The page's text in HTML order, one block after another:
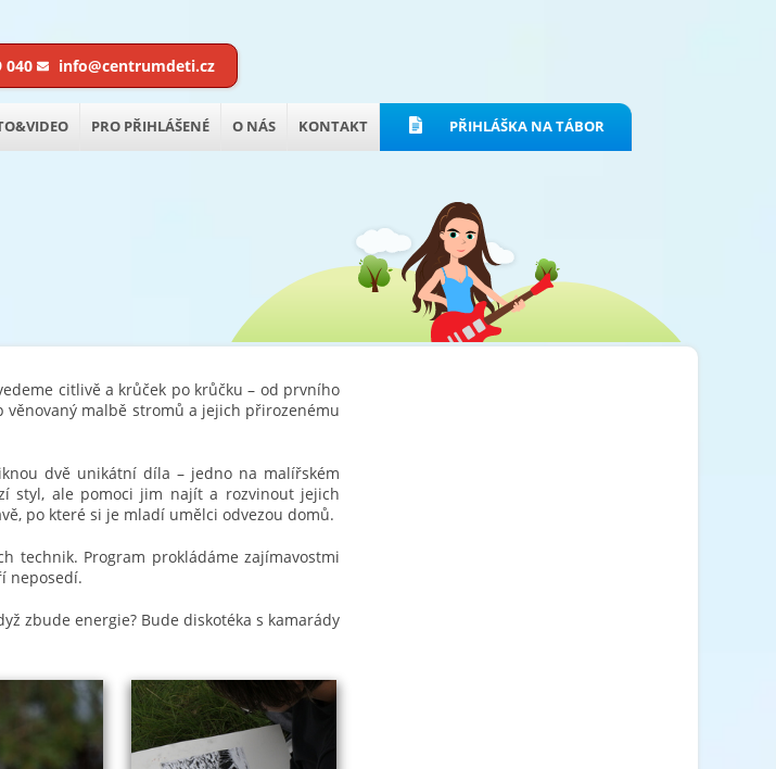
040 info@centrumdeti.cz
PRO PŘIHLÁŠENÉ O NÁS KONTAKT PŘIHLÁŠKA NA TÁBOR
citlivě a krůček po krůčku – od prvního
věnovaný malbě stromů a jejich přirozenému
dvě unikátní díla – jedno na malířském
styl, ale pomoci jim najít a rozvinout jejich
po které si je mladí umělci odvezou domů.
technik. Program prokládáme zajímavostmi
neposedí.
zbude energie? Bude diskotéka s kamarády